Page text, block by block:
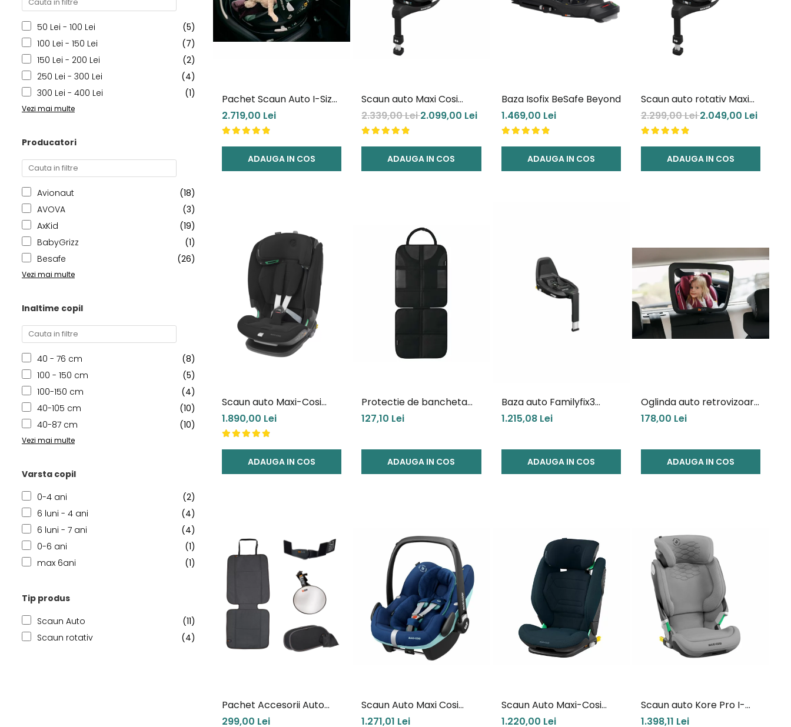
50 Lei - 100 Lei
(5)
100 Lei - 150 Lei
(7)
150 Lei - 200 Lei
(2)
250 Lei - 300 Lei
(4)
300 Lei - 400 Lei
(1)
Vezi mai multe
Producatori
Avionaut
(18)
AVOVA
(3)
AxKid
(19)
BabyGrizz
(1)
Besafe
(26)
Vezi mai multe
Inaltime copil
40 - 76 cm
(8)
100 - 150 cm
(5)
100-150 cm
(4)
40-105 cm
(10)
40-87 cm
(10)
Vezi mai multe
Varsta copil
0-4 ani
(2)
6 luni - 4 ani
(4)
6 luni - 7 ani
(4)
0-6 ani
(1)
max 6ani
(1)
Tip produs
Scaun Auto
(11)
Scaun rotativ
(4)
Pachet Scaun Auto I-Size
Pebble 360 + Baza
FamilyFix 360 Maxi Cosi
2.719,00 Lei
ADAUGA IN COS
Scaun auto Maxi Cosi
Mica Pro Eco I-Size Grey
2.339,00 Lei2.099,00 Lei
ADAUGA IN COS
Baza Isofix BeSafe Beyond
1.469,00 Lei
ADAUGA IN COS
Scaun auto rotativ Maxi
Cosi Mica Pro Eco I-Size
Graphite
2.299,00 Lei2.049,00 Lei
ADAUGA IN COS
Scaun auto Maxi-Cosi
Titan Pro 2 I-Size Black
1.890,00 Lei
ADAUGA IN COS
Protectie de bancheta
scaun auto Maxi-Cosi
127,10 Lei
ADAUGA IN COS
Baza auto Familyfix3
Maxi-Cosi
1.215,08 Lei
ADAUGA IN COS
Oglinda auto retrovizoare
XL cu lumină Led Besafe
178,00 Lei
ADAUGA IN COS
Pachet Accesorii Auto
Rear Facing Besafe
299,00 Lei
Scaun Auto Maxi Cosi
Pebble Pro Essential Blue
1.271,01 Lei
Scaun Auto Maxi-Cosi
RodiFix Pro2 I-Size Blue
1.220,00 Lei
Scaun auto Kore Pro I-
Size
1.398,11 Lei